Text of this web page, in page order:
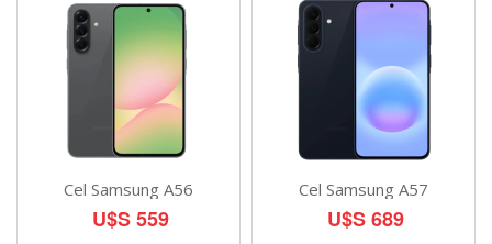
Cel Samsung A56
U$S 559
Cel Samsung A57
U$S 689